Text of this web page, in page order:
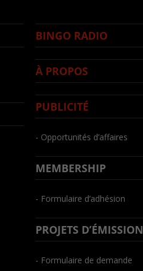
BINGO RADIO
À PROPOS
PUBLICITÉ
- Opportunités d’affaires
MEMBERSHIP
- Formulaire d’adhésion
PROJETS D’ÉMISSION
- Formulaire de demande